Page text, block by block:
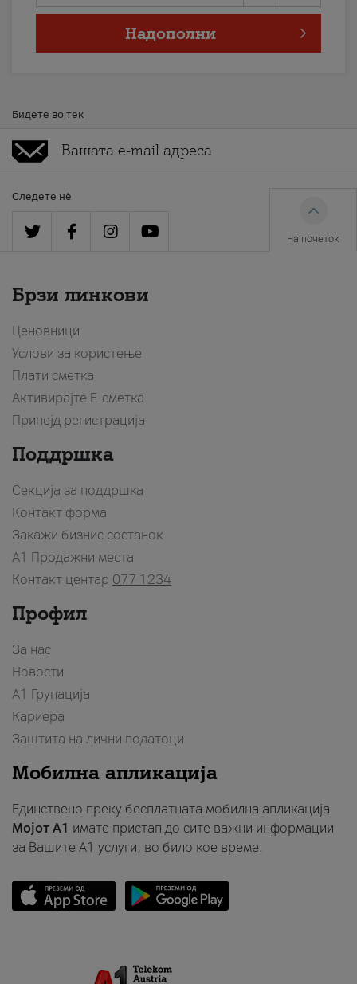
Надополни
Бидете во тек
Следете нè
На почеток
Брзи линкови
Ценовници
Услови за користење
Плати сметка
Активирајте Е-сметка
Припејд регистрација
Поддршка
Секција за поддршка
Контакт форма
Закажи бизнис состанок
A1 Продажни места
Контакт центар 077 1234
Профил
За нас
Новости
А1 Групација
Кариера
Заштита на лични податоци
Мобилна апликација
Единствено преку бесплатната мобилна апликација
Мојот A1 имате пристап до сите важни информации
за Вашите A1 услуги, во било кое време.